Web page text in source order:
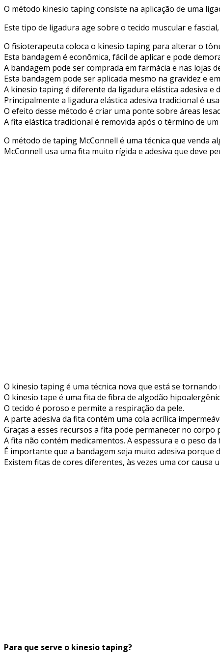
O método kinesio taping consiste na aplicação de uma
Este tipo de ligadura age sobre o tecido muscular e
O fisioterapeuta coloca o kinesio taping para alterar o
Esta bandagem é econômica, fácil de aplicar e pode
A bandagem pode ser comprada em farmácia e nas lojas
Esta bandagem pode ser aplicada mesmo na gravidez e
A kinesio taping é diferente da ligadura elástica adesiva e
Principalmente a ligadura elástica adesiva tradicional é
O efeito desse método é criar uma ponte sobre áreas
A fita elástica tradicional é removida após o término de
O método de taping McConnell é uma técnica que venda
McConnell usa uma fita muito rígida e adesiva que deve
O kinesio taping é uma técnica nova que está se
O kinesio tape é uma fita de fibra de algodão
O tecido é poroso e permite a respiração da pele.
A parte adesiva da fita contém uma cola acrílica
Graças a esses recursos a fita pode permanecer no
A fita não contém medicamentos. A espessura e o peso
É importante que a bandagem seja muito adesiva
Existem fitas de cores diferentes, às vezes uma cor
Para que serve o kinesio taping?